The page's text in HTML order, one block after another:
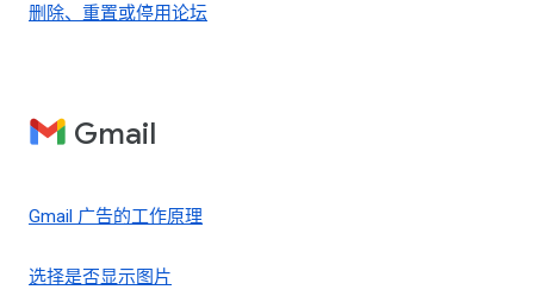
删除、重置或停用论坛
Gmail
Gmail 广告的工作原理
选择是否显示图片